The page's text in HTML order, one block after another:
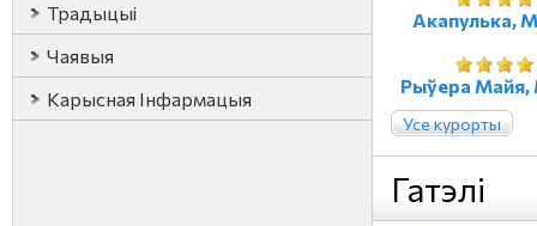
Традыцыі
Чаявыя
Карысная Iнфармацыя
Акапулька,
Рыўера Майя,
Усе курорты
Гатэлі